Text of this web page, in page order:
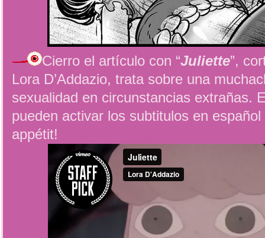
Cierro el artículo con “Juliette”,
Lora D’Addazio, trata sobre una
sexualidad en circunstancias extrañas.
pueden activar los subtitulos en
appétit!